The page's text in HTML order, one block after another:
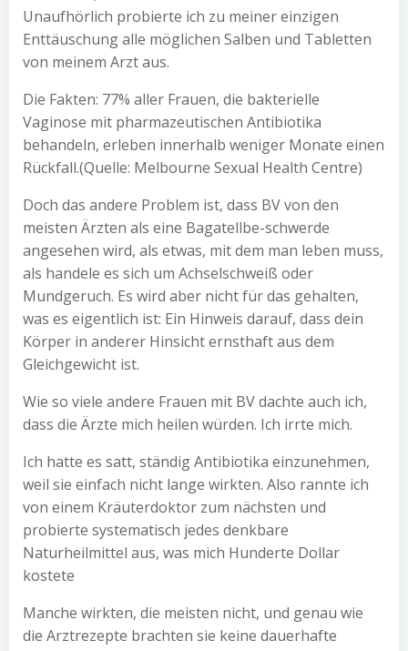
Unaufhörlich probierte ich zu meiner einzigen
Enttäuschung alle möglichen Salben und Tabletten
von meinem Arzt aus.
Die Fakten: 77% aller Frauen, die bakterielle
Vaginose mit pharmazeutischen Antibiotika
behandeln, erleben innerhalb weniger Monate einen
Rückfall.(Quelle: Melbourne Sexual Health Centre)
Doch das andere Problem ist, dass BV von den
meisten Ärzten als eine Bagatellbe-schwerde
angesehen wird, als etwas, mit dem man leben muss,
als handele es sich um Achselschweiß oder
Mundgeruch. Es wird aber nicht für das gehalten,
was es eigentlich ist: Ein Hinweis darauf, dass dein
Körper in anderer Hinsicht ernsthaft aus dem
Gleichgewicht ist.
Wie so viele andere Frauen mit BV dachte auch ich,
dass die Ärzte mich heilen würden. Ich irrte mich.
Ich hatte es satt, ständig Antibiotika einzunehmen,
weil sie einfach nicht lange wirkten. Also rannte ich
von einem Kräuterdoktor zum nächsten und
probierte systematisch jedes denkbare
Naturheilmittel aus, was mich Hunderte Dollar
kostete
Manche wirkten, die meisten nicht, und genau wie
die Arztrezepte brachten sie keine dauerhafte